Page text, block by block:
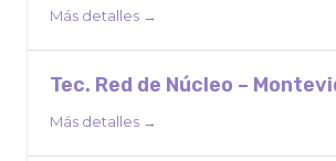
Más detalles
Tec. Red de Núcleo –
Más detalles